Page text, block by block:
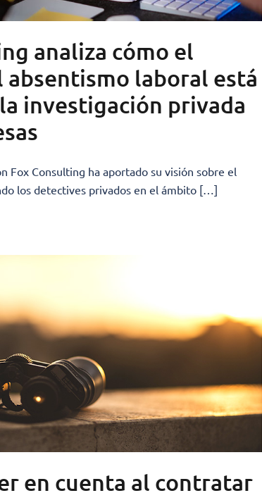
analiza cómo el
absentismo laboral está
investigación privada
Fox Consulting ha aportado su visión sobre el
los detectives privados en el ámbito […]
en cuenta al contratar